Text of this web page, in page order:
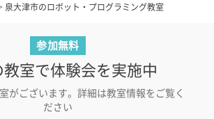
泉大津市のロボット・プログラミング教室
参加無料
教室で体験会を実施中
がございます。詳細は教室情報をご覧く
ださい